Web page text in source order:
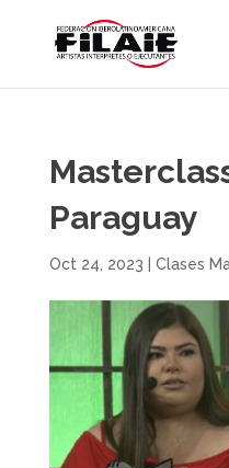
Paraguay
Oct 24, 2023 Clases